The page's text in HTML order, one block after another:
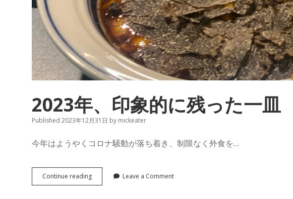
2023年、印象的に残った一皿
Published 2023年12月31日 by mickeater
今年はようやくコロナ騒動が落ち着き、制限なく外食を…
Continue reading2023
年、
Leave a Comment